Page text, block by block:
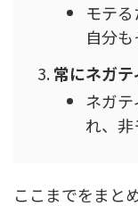
モテる
自分
常にネガ
ネガ
れ、非
ここまでをまと